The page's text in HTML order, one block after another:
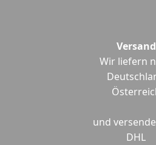
Versand
Wir liefern
und
DHL